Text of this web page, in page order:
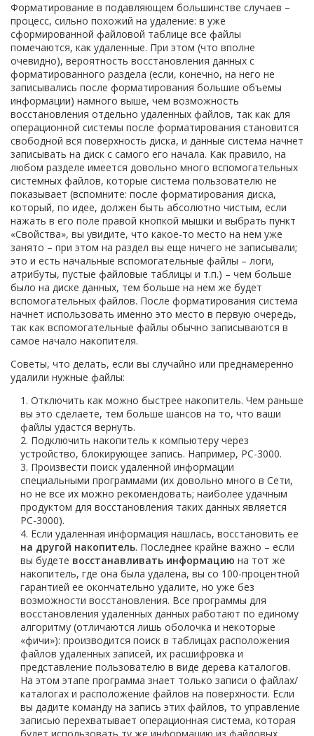
Форматирование в подавляющем большинстве случаев –
процесс, сильно похожий на удаление: в уже
сформированной файловой таблице все файлы
помечаются, как удаленные. При этом (что вполне
очевидно), вероятность восстановления данных с
форматированного раздела (если, конечно, на него не
записывались после форматирования большие объемы
информации) намного выше, чем возможность
восстановления отдельно удаленных файлов, так как для
операционной системы после форматирования становится
свободной вся поверхность диска, и данные система начнет
записывать на диск с самого его начала. Как правило, на
любом разделе имеется довольно много вспомогательных
системных файлов, которые система пользователю не
показывает (вспомните: после форматирования диска,
который, по идее, должен быть абсолютно чистым, если
нажать в его поле правой кнопкой мышки и выбрать пункт
«Свойства», вы увидите, что какое-то место на нем уже
занято – при этом на раздел вы еще ничего не записывали;
это и есть начальные вспомогательные файлы – логи,
атрибуты, пустые файловые таблицы и т.п.) – чем больше
было на диске данных, тем больше на нем же будет
вспомогательных файлов. После форматирования система
начнет использовать именно это место в первую очередь,
так как вспомогательные файлы обычно записываются в
самое начало накопителя.
Советы, что делать, если вы случайно или преднамеренно
удалили нужные файлы:
Отключить как можно быстрее накопитель. Чем раньше
вы это сделаете, тем больше шансов на то, что ваши
файлы удастся вернуть.
Подключить накопитель к компьютеру через
устройство, блокирующее запись. Например, РС-3000.
Произвести поиск удаленной информации
специальными программами (их довольно много в Сети,
но не все их можно рекомендовать; наиболее удачным
продуктом для восстановления таких данных является
РС-3000).
Если удаленная информация нашлась, восстановить ее
на другой накопитель. Последнее крайне важно – если
вы будете восстанавливать информацию на тот же
накопитель, где она была удалена, вы со 100-процентной
гарантией ее окончательно удалите, но уже без
возможности восстановления. Все программы для
восстановления удаленных данных работают по единому
алгоритму (отличаются лишь оболочка и некоторые
«фичи»): производится поиск в таблицах расположения
файлов удаленных записей, их расшифровка и
представление пользователю в виде дерева каталогов.
На этом этапе программа знает только записи о файлах/
каталогах и расположение файлов на поверхности. Если
вы дадите команду на запись этих файлов, то управление
записью перехватывает операционная система, которая